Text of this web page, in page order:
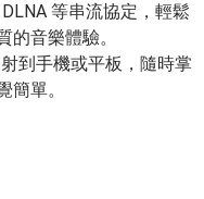
等串流協定，輕鬆
音樂體驗。
到手機或平板，隨時掌
單。